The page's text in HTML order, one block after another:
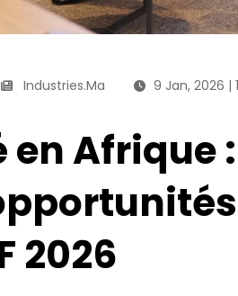
Industries.ma 9 Jan, 2026 |
Afrique :
2026